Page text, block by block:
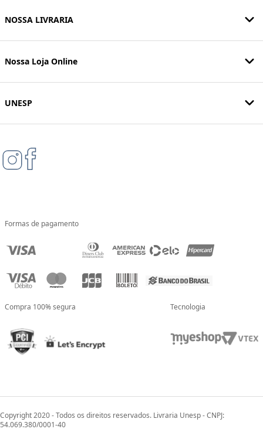
NOSSA LIVRARIA
Nossa Loja Online
UNESP
Formas de pagamento
Compra 100% segura Tecnologia
Copyright 2020 - Todos os direitos reservados. Livraria Unesp - CNPJ:
54.069.380/0001-40